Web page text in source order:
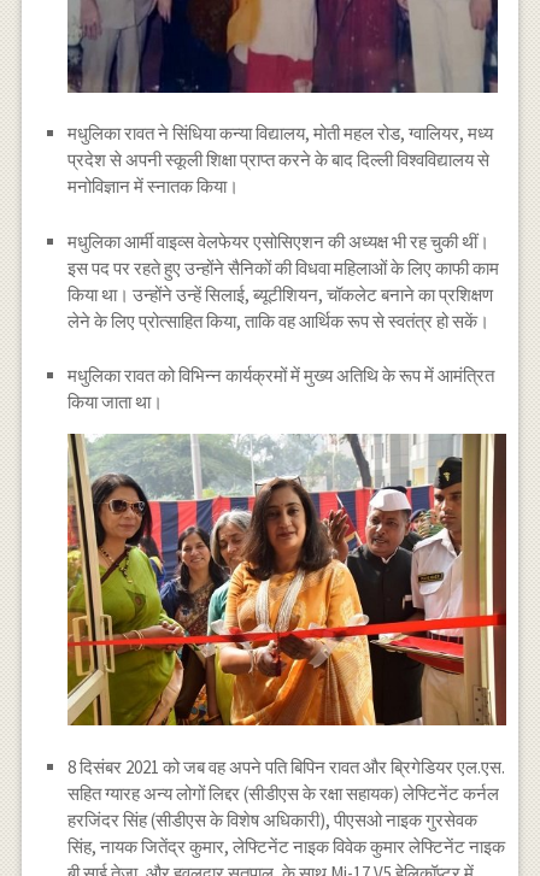
मधुलिका रावत ने सिंधिया कन्या विद्यालय, मोती महल रोड, ग्वालियर, मध्य
प्रदेश से अपनी स्कूली शिक्षा प्राप्त करने के बाद दिल्ली विश्वविद्यालय से
मनोविज्ञान में स्नातक किया।
मधुलिका आर्मी वाइव्स वेलफेयर एसोसिएशन की अध्यक्ष भी रह चुकी थीं।
इस पद पर रहते हुए उन्होंने सैनिकों की विधवा महिलाओं के लिए काफी काम
किया था। उन्होंने उन्हें सिलाई, ब्यूटीशियन, चॉकलेट बनाने का प्रशिक्षण
लेने के लिए प्रोत्साहित किया, ताकि वह आर्थिक रूप से स्वतंत्र हो सकें।
मधुलिका रावत को विभिन्न कार्यक्रमों में मुख्य अतिथि के रूप में आमंत्रित
किया जाता था।
8 दिसंबर 2021 को जब वह अपने पति बिपिन रावत और ब्रिगेडियर एल.एस.
सहित ग्यारह अन्य लोगों लिद्दर (सीडीएस के रक्षा सहायक) लेफ्टिनेंट कर्नल
हरजिंदर सिंह (सीडीएस के विशेष अधिकारी), पीएसओ नाइक गुरसेवक
सिंह, नायक जितेंद्र कुमार, लेफ्टिनेंट नाइक विवेक कुमार लेफ्टिनेंट नाइक